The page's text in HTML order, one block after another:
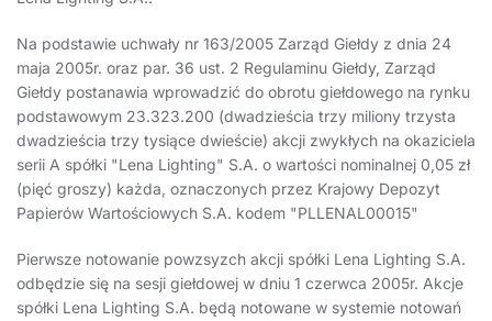
Na podstawie uchwały nr 163/2005 Zarząd Giełdy z dnia 24
maja 2005r. oraz par. 36 ust. 2 Regulaminu Giełdy, Zarząd
Giełdy postanawia wprowadzić do obrotu giełdowego na rynku
podstawowym 23.323.200 (dwadzieścia trzy miliony trzysta
dwadzieścia trzy tysiące dwieście) akcji zwykłych na okaziciela
serii A spółki "Lena Lighting" S.A. o wartości nominalnej 0,05 zł
(pięć groszy) każda, oznaczonych przez Krajowy Depozyt
Papierów Wartościowych S.A. kodem "PLLENAL00015"
Pierwsze notowanie powzsyzch akcji spółki Lena Lighting S.A.
odbędzie się na sesji giełdowej w dniu 1 czerwca 2005r. Akcje
spółki Lena Lighting S.A. będą notowane w systemie notowań